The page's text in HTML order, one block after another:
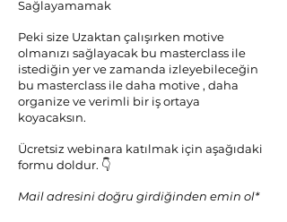
Sağlayamamak
Peki size Uzaktan çalışırken motive
olmanızı sağlayacak bu masterclass ile
istediğin yer ve zamanda izleyebileceğin
bu masterclass ile daha motive , daha
organize ve verimli bir iş ortaya
koyacaksın.
Ücretsiz webinara katılmak için aşağıdaki
formu doldur. 👇
Mail adresini doğru girdiğinden emin ol*